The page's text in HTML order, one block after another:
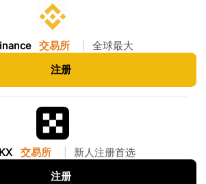
交易所 全球最大
注册
交易所 新人注册首选
注册